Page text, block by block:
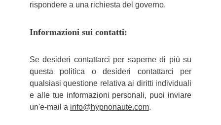
rispondere a una richiesta del governo.
Informazioni sui contatti:
Se desideri contattarci per saperne di più su
questa politica o desideri contattarci per
qualsiasi questione relativa ai diritti individuali
e alle tue informazioni personali, puoi inviare
un'e-mail a info@hypnonaute.com.